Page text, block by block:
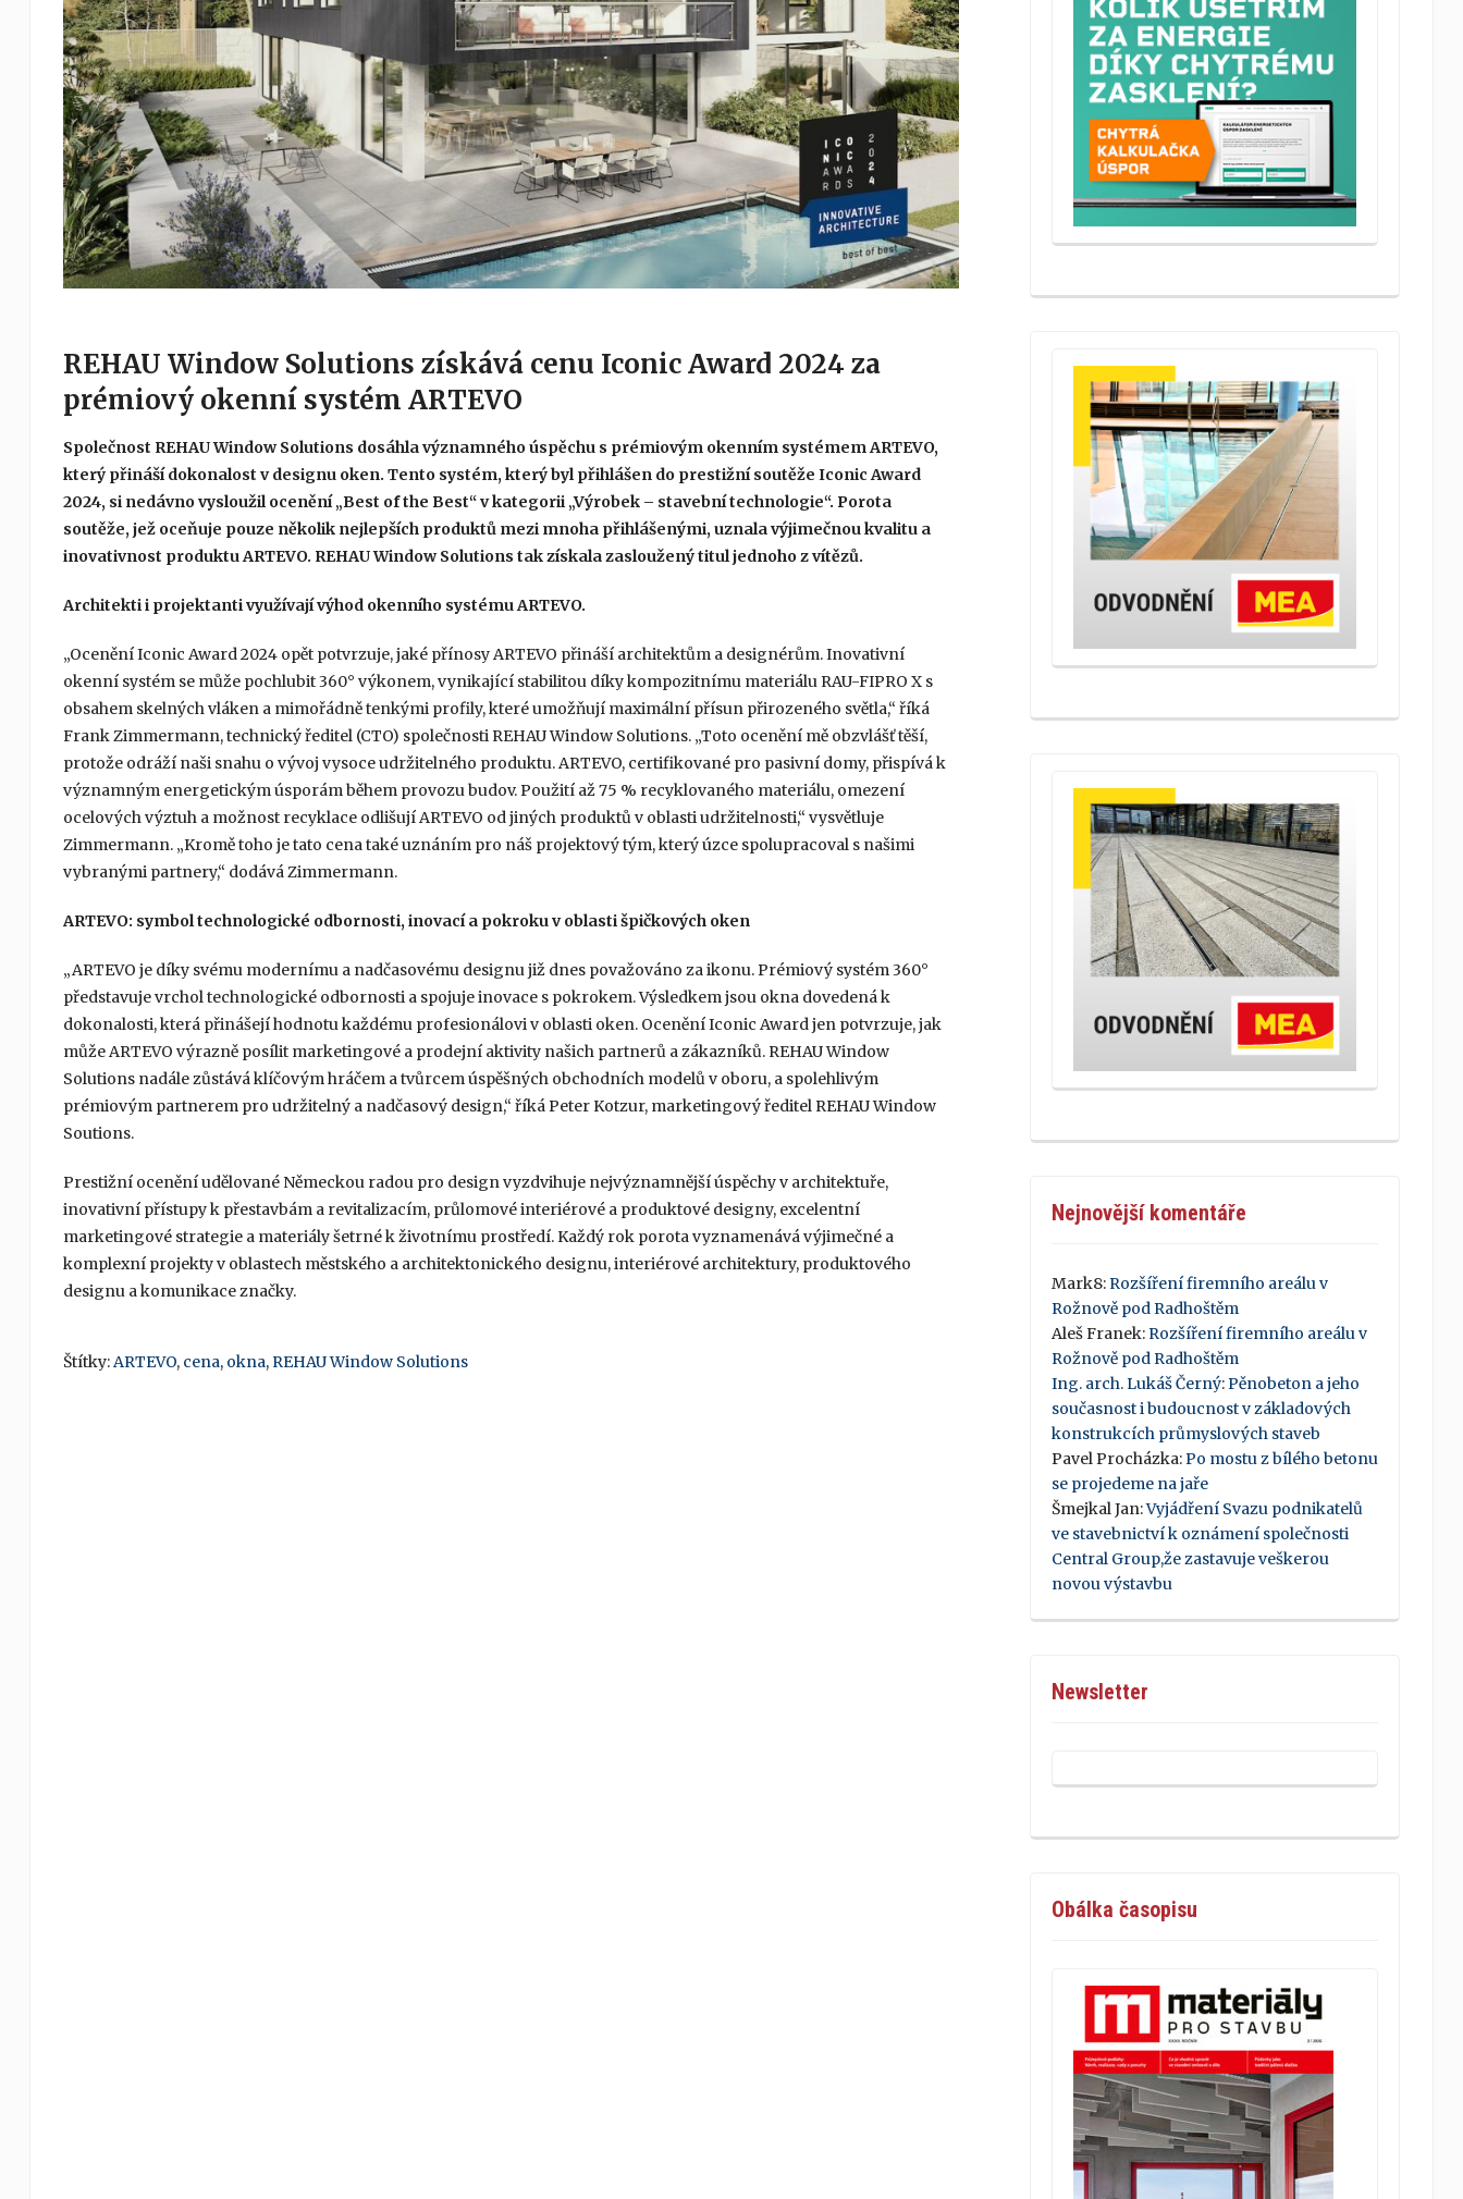
REHAU Window Solutions získává cenu Iconic Award 2024 za
prémiový okenní systém ARTEVO
Společnost REHAU Window Solutions dosáhla významného úspěchu s prémiovým okenním systémem ARTEVO,
který přináší dokonalost v designu oken. Tento systém, který byl přihlášen do prestižní soutěže Iconic Award
2024, si nedávno vysloužil ocenění „Best of the Best“ v kategorii „Výrobek – stavební technologie“. Porota
soutěže, jež oceňuje pouze několik nejlepších produktů mezi mnoha přihlášenými, uznala výjimečnou kvalitu a
inovativnost produktu ARTEVO. REHAU Window Solutions tak získala zasloužený titul jednoho z vítězů.
Architekti i projektanti využívají výhod okenního systému ARTEVO.
„Ocenění Iconic Award 2024 opět potvrzuje, jaké přínosy ARTEVO přináší architektům a designérům. Inovativní
okenní systém se může pochlubit 360° výkonem, vynikající stabilitou díky kompozitnímu materiálu RAU-FIPRO X s
obsahem skelných vláken a mimořádně tenkými profily, které umožňují maximální přísun přirozeného světla,“ říká
Frank Zimmermann, technický ředitel (CTO) společnosti REHAU Window Solutions. „Toto ocenění mě obzvlášť těší,
protože odráží naši snahu o vývoj vysoce udržitelného produktu. ARTEVO, certifikované pro pasivní domy, přispívá k
významným energetickým úsporám během provozu budov. Použití až 75 % recyklovaného materiálu, omezení
ocelových výztuh a možnost recyklace odlišují ARTEVO od jiných produktů v oblasti udržitelnosti,“ vysvětluje
Zimmermann. „Kromě toho je tato cena také uznáním pro náš projektový tým, který úzce spolupracoval s našimi
vybranými partnery,“ dodává Zimmermann.
ARTEVO: symbol technologické odbornosti, inovací a pokroku v oblasti špičkových oken
„ARTEVO je díky svému modernímu a nadčasovému designu již dnes považováno za ikonu. Prémiový systém 360°
představuje vrchol technologické odbornosti a spojuje inovace s pokrokem. Výsledkem jsou okna dovedená k
dokonalosti, která přinášejí hodnotu každému profesionálovi v oblasti oken. Ocenění Iconic Award jen potvrzuje, jak
může ARTEVO výrazně posílit marketingové a prodejní aktivity našich partnerů a zákazníků. REHAU Window
Solutions nadále zůstává klíčovým hráčem a tvůrcem úspěšných obchodních modelů v oboru, a spolehlivým
prémiovým partnerem pro udržitelný a nadčasový design,“ říká Peter Kotzur, marketingový ředitel REHAU Window
Soutions.
Prestižní ocenění udělované Německou radou pro design vyzdvihuje nejvýznamnější úspěchy v architektuře,
inovativní přístupy k přestavbám a revitalizacím, průlomové interiérové a produktové designy, excelentní
marketingové strategie a materiály šetrné k životnímu prostředí. Každý rok porota vyznamenává výjimečné a
komplexní projekty v oblastech městského a architektonického designu, interiérové architektury, produktového
designu a komunikace značky.
Štítky:ARTEVO, cena, okna,REHAU Window Solutions
Nejnovější komentáře
Mark8:Rozšíření firemního areálu v
Rožnově pod Radhoštěm
Aleš Franek:Rozšíření firemního areálu v
Rožnově pod Radhoštěm
Ing. arch. Lukáš Černý:Pěnobeton a jeho
současnost i budoucnost v základových
konstrukcích průmyslových staveb
Pavel Procházka:Po mostu z bílého betonu
se projedeme na jaře
Šmejkal Jan:Vyjádření Svazu podnikatelů
ve stavebnictví k oznámení společnosti
Central Group,že zastavuje veškerou
novou výstavbu
Newsletter
Obálka časopisu